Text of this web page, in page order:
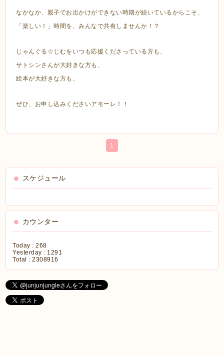
なかなか、親子でお出かけができない時期が続いているからこそ、
「楽しい！」時間を、みんなで共有しませんか！？
じゃんぐる☆じむをいつも応援くださっている方も、
サトシンさんが大好きな方も、
絵本が大好きな方も、
ぜひ、お申し込みくださいアモーレ！！
1
スケジュール
カウンター
Today :268
Yesterday : 1291
Total :2308916